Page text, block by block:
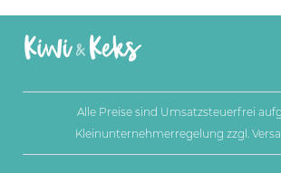
Alle Preise sind Umsatzsteuerfrei
Kleinunternehmerregelung zzgl.